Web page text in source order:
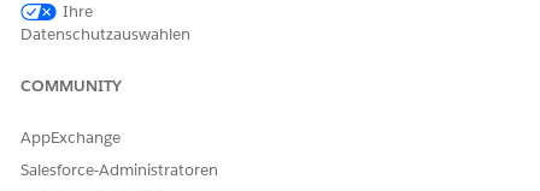
Anzeigen einer Übersicht über ihr Abrechnungskonto
Anzeigen von Auszügen und Aktualisieren ihrer
Anzeigen einer Liste der vorherigen Transaktionen auf
ihrem Abrechnungskonto
Ihre
Datenschutzauswahlen
COMMUNITY
AppExchange
Salesforce-Administratoren